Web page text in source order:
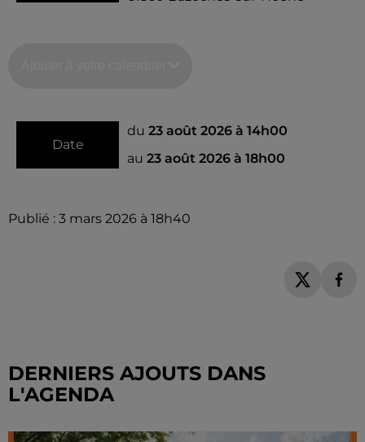
Date
du 23 août 2026 à 14h00
au 23 août 2026 à 18h00
Publié : 3 mars 2026 à 18h40
DERNIERS AJOUTS DANS
L'AGENDA